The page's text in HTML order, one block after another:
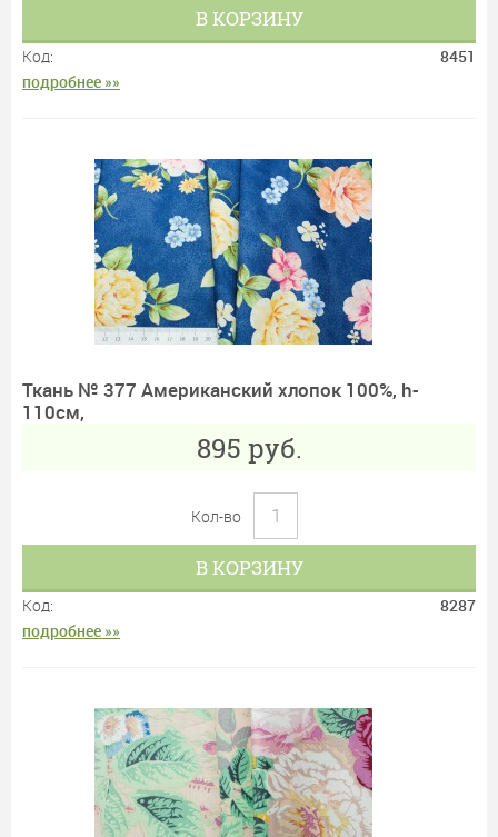
В КОРЗИНУ
Код:
8451
подробнее »»
Ткань № 377 Американский хлопок 100%, h-
110см,
895 руб.
Кол-во
В КОРЗИНУ
Код:
8287
подробнее »»